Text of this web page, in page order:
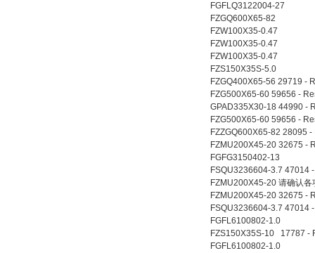
FGFLQ3122004-27
FZGQ600X65-82
FZW100X35-0.47
FZW100X35-0.47
FZW100X35-0.47
FZS150X35S-5.0
FZGQ400X65-56 29719 -
FZG500X65-60 59656 -
GPAD335X30-18 44990 -
FZG500X65-60 59656 -
FZZGQ600X65-82 28095 -
FZMU200X45-20 32675 -
FGFG3150402-13
FSQU3236604-3.7 47014
FZMU200X45-20 请确认
FZMU200X45-20 32675 -
FSQU3236604-3.7 47014
FGFL6100802-1.0
FZS150X35S-10 17787 -
FGFL6100802-1.0